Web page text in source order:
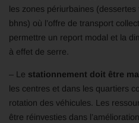
les zones périurbaines
bhns) où l’offre de transport
permettre un report modal et la
à effet de serre.
– Le stationnement doit être
les centres et dans les quartiers
rotation des véhicules. Les
être réinvesties dans